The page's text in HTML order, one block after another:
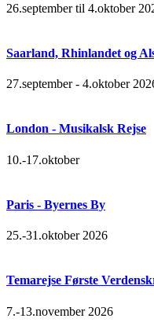
26.september til 4.oktober
Saarland, Rhinlandet og
27.september - 4.oktober
London - Musikalsk Rejse
10.-17.oktober
Paris - Byernes By
25.-31.oktober 2026
Temarejse Første
7.-13.november 2026